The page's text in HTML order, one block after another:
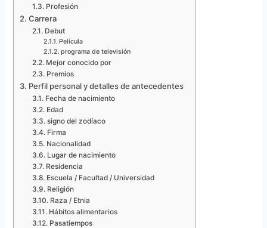
Profesión
Carrera
Debut
Película
programa de televisión
Mejor conocido por
Premios
Perfil personal y detalles de antecedentes
Fecha de nacimiento
Edad
signo del zodíaco
Firma
Nacionalidad
Lugar de nacimiento
Residencia
Escuela / Facultad / Universidad
Religión
Raza / Etnia
Hábitos alimentarios
Pasatiempos